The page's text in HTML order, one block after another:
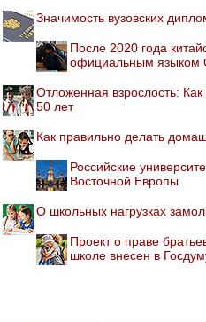
Значимость вузовских
После 2020 года
официальным языком
Отложенная взрослость:
50 лет
Как правильно делать
Российские
Восточной Европы
О школьных нагрузках
Проект о праве
школе внесен в